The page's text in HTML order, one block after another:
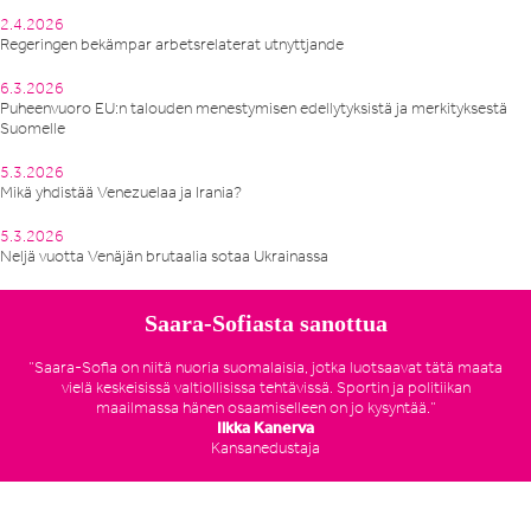
2.4.2026
Regeringen bekämpar arbetsrelaterat utnyttjande
6.3.2026
Puheenvuoro EU:n talouden menestymisen edellytyksistä ja merkityksestä
Suomelle
5.3.2026
Mikä yhdistää Venezuelaa ja Irania?
5.3.2026
Neljä vuotta Venäjän brutaalia sotaa Ukrainassa
Saara-Sofiasta sanottua
”Saara-Sofia on niitä nuoria suomalaisia, jotka luotsaavat tätä maata
vielä keskeisissä valtiollisissa tehtävissä. Sportin ja politiikan
maailmassa hänen osaamiselleen on jo kysyntää.”
Ilkka Kanerva
Kansanedustaja